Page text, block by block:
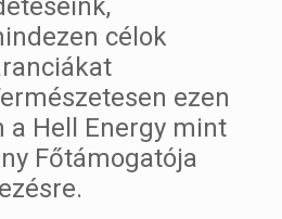
célok
ezen
a Hell Energy mint
Főtámogatója